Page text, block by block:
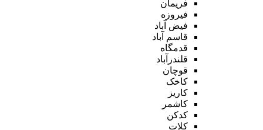
فریمان
فیروزه
فیض آباد
قاسم آباد
قدمگاه
قلندرآباد
قوچان
کاخک
کاریز
کاشمر
کدکن
کلات